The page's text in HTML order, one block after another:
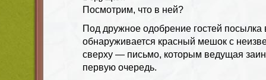
Посмотрим, что в ней?
Под дружное одобрение гостей посылка
обнаруживается красный мешок с
сверху — письмо, которым ведущая
первую очередь.